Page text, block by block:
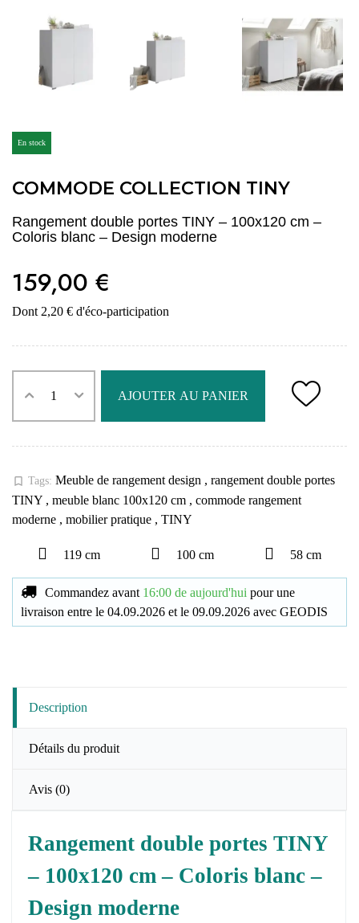
En stock
COMMODE COLLECTION TINY
Rangement double portes TINY – 100x120 cm –
Coloris blanc – Design moderne
159,00 €
Dont 2,20 € d'éco-participation
AJOUTER AU PANIER
bookmark_border Tags: Meuble de rangement design , rangement double portes
TINY , meuble blanc 100x120 cm , commode rangement
moderne , mobilier pratique , TINY
119 cm 100 cm 58 cm
Commandez avant 16:00 de aujourd'hui pour une
livraison entre le 04.09.2026 et le 09.09.2026 avec GEODIS
Description
Détails du produit
Avis (0)
Rangement double portes TINY
– 100x120 cm – Coloris blanc –
Design moderne